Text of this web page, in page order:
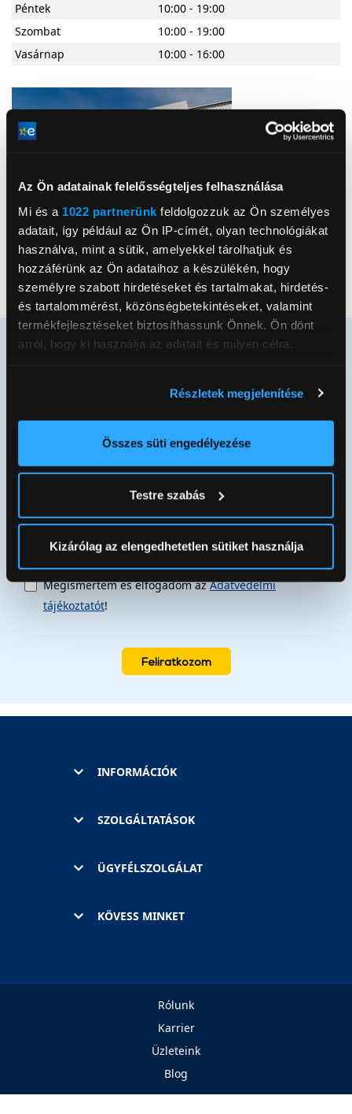
Az Ön adatainak felelősségteljes felhasználása
Mi és a 1022 partnerünk feldolgozzuk az Ön személyes
adatait, így például az Ön IP-címét, olyan technológiákat
használva, mint a sütik, amelyekkel tárolhatjuk és
hozzáférünk az Ön adataihoz a készülékén, hogy
személyre szabott hirdetéseket és tartalmakat, hirdetés-
és tartalommérést, közönségbetekintéseket, valamint
termékfejlesztéseket biztosíthassunk Önnek. Ön dönt
arról, hogy ki használja az adatait és milyen célra.
elhelyezkedéséről pár méteres pontossággal
Az Ön készülékén beazonosítása annak konkrét
módjairól és adja meg preferenciáit aRészletek
pontban. Bármikor módosíthatja vagy visszavonhatja a
Sütinyilatkozathoz való hozzájárulását.
okat használ, melyeket az Ön gépén tárol a rendszer. A
cookie-k személyazonosítására nem alkalmasak,
használatával Ön elfogadja a cookie-k használatát.
További információk:
Adatvédelem
Részletek megjelenítése
Összes süti engedélyezése
Testre szabás
Kizárólag az elengedhetetlen sütiket használja
Péntek
10:00 - 19:00
Szombat
10:00 - 19:00
Vasárnap
10:00 - 16:00
Google Maps útvonal
Kedvenc
Értesülj elsőként újdonságainkról és
akcióinkról
Megismertem és elfogadom azAdatvédelmi
tájékoztatót!
Feliratkozom
INFORMÁCIÓK
SZOLGÁLTATÁSOK
ÜGYFÉLSZOLGÁLAT
KÖVESS MINKET
Rólunk
Karrier
Üzleteink
Blog